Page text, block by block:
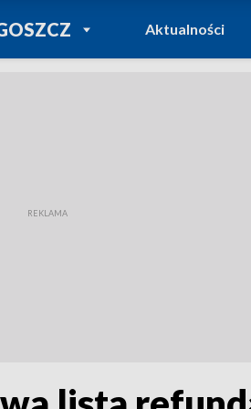
POWRÓT DO
TVP REGIONY
Aktualności